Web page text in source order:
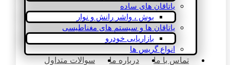
یاتاقان های ساده
بوش ، واشر رانش و نوار
یاتاقان ها و سیستم های مغناطیسی
بازاریابی خودرو
انواع گریس ها
تماس با ما درباره ما
سوالات متداول